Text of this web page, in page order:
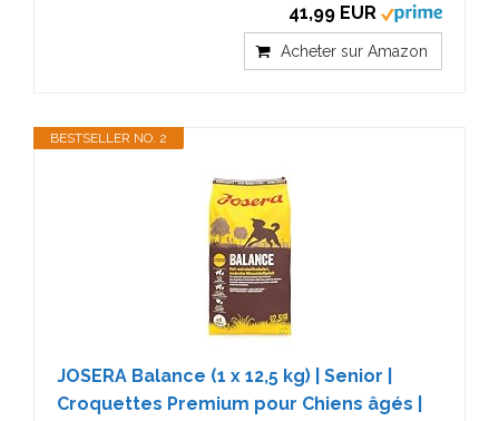
41,99 EUR
Acheter sur Amazon
BESTSELLER NO. 2
JOSERA Balance (1 x 12,5 kg) | Senior |
Croquettes Premium pour Chiens âgés |